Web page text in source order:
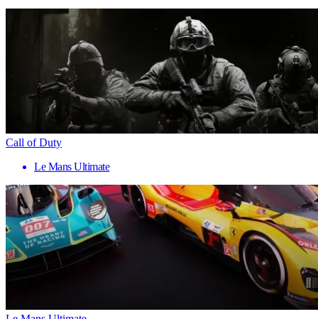
Call of Duty
Le Mans Ultimate